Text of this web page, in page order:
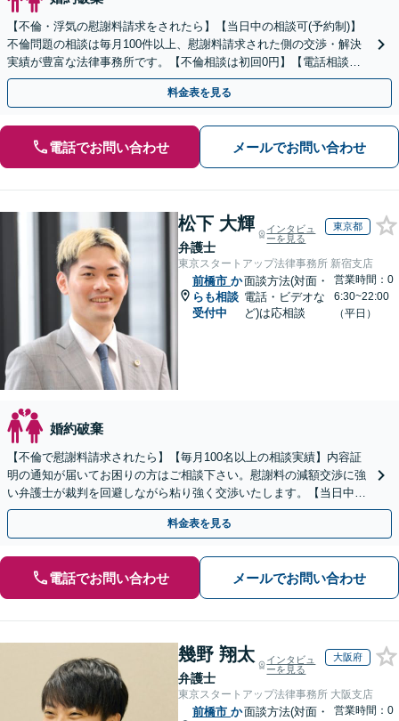
【不倫・浮気の慰謝料請求をされたら】【当日中の相談可(予約制)】
不倫問題の相談は毎月100件以上、慰謝料請求された側の交渉・解決
実績が豊富な法律事務所です。【不倫相談は初回0円】【電話相談で
ご契約まで対応可/来所不要】
料金表を見る
電話でお問い合わせ メールでお問い合わせ
松下 大輝
弁護士
インタビュ
ーを見る
東京都
東京スタートアップ法律事務所 新宿支店
前橋市 か
らも相談
受付中
面談方法(対面・
電話・ビデオな
ど)は応相談
営業時間：0
6:30~22:00
（平日）
婚約破棄
【不倫で慰謝料請求されたら】【毎月100名以上の相談実績】内容証
明の通知が届いてお困りの方はご相談下さい。慰謝料の減額交渉に強
い弁護士が裁判を回避しながら粘り強く交渉いたします。【当日中の
相談可(予約制)】【関東エリア全域対応】
料金表を見る
電話でお問い合わせ メールでお問い合わせ
幾野 翔太
弁護士
インタビュ
ーを見る
大阪府
東京スタートアップ法律事務所 大阪支店
前橋市 か面談方法(対面・
営業時間：0